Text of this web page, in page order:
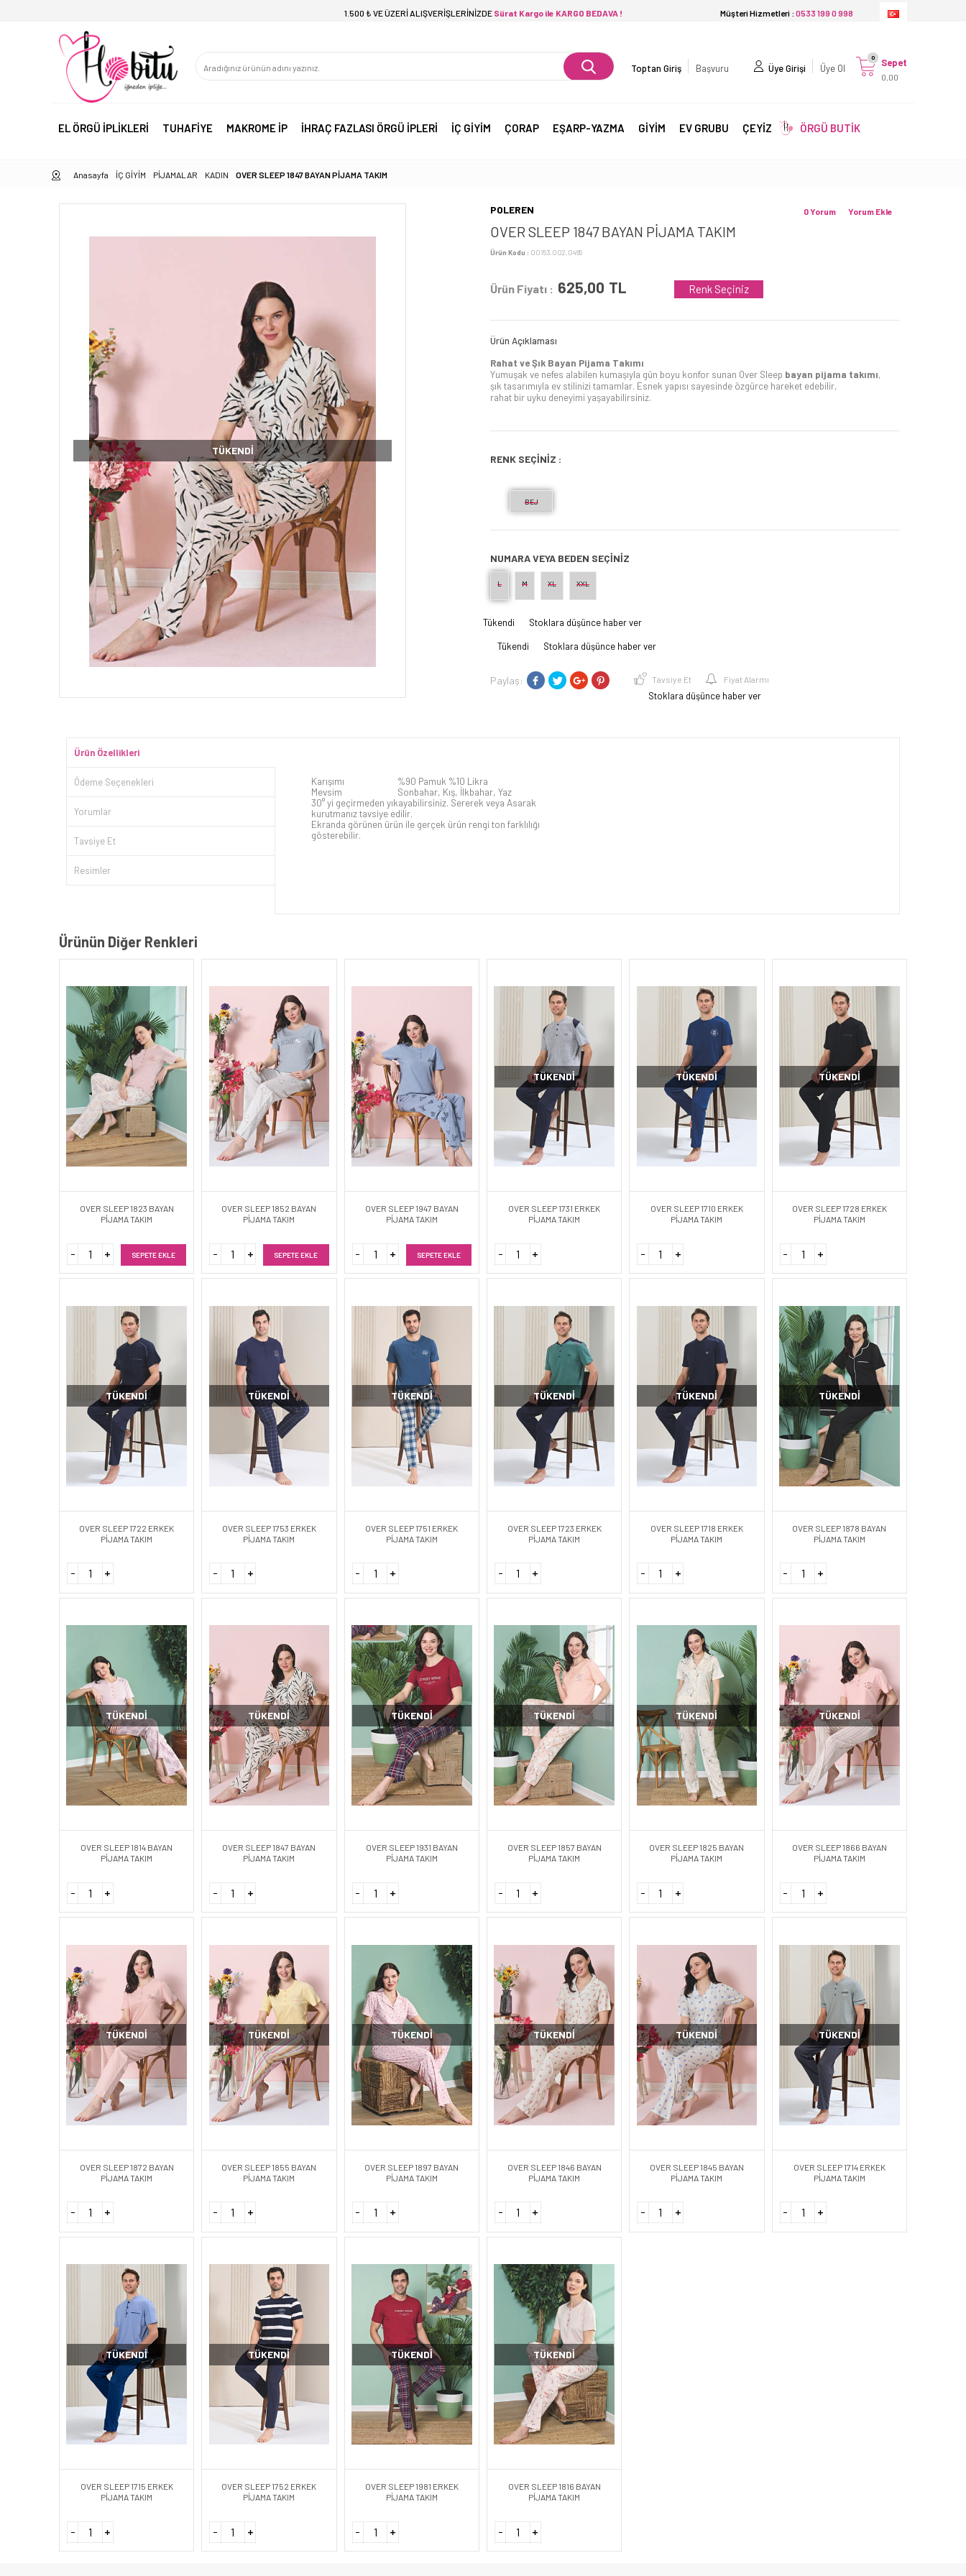
1.500 ₺ VE ÜZERİ ALIŞVERİŞLERİNİZDE Sürat Kargo ile KARGO BEDAVA ! Müşteri Hizmetleri : 0533 199 0 998
Başvuru
Toptan Giriş Üye Girişi Üye Ol Sepet
0,00
0
EL ÖRGÜ İPLİKLERİ TUHAFİYE MAKROME İP İHRAÇ FAZLASI ÖRGÜ İPLERİ İÇ GİYİM ÇORAP EŞARP-YAZMA GİYİM EV GRUBU ÇEYİZ ÖRGÜ BUTİK
Anasayfa İÇ GİYİM PİJAMALAR KADIN OVER SLEEP 1847 BAYAN PİJAMA TAKIM
TÜKENDI
POLEREN
OVER SLEEP 1847 BAYAN PİJAMA TAKIM
Ürün Kodu : 00153.002.0465
Yorum Ekle
0 Yorum
Ürün Fiyatı : 625,00 TL Renk Seçiniz
Ürün Açıklaması
Rahat ve Şık Bayan Pijama Takımı
Yumuşak ve nefes alabilen kumaşıyla gün boyu konfor sunan Over Sleep bayan pijama takımı,
şık tasarımıyla ev stilinizi tamamlar. Esnek yapısı sayesinde özgürce hareket edebilir,
rahat bir uyku deneyimi yaşayabilirsiniz.
RENK SEÇİNİZ :
BEJ
NUMARA VEYA BEDEN SEÇINIZ
L M XL XXL
Tükendi Stoklara düşünce haber ver
Tükendi Stoklara düşünce haber ver
Paylaş: Tavsiye Et Fiyat Alarmı
Stoklara düşünce haber ver
Ürün Özellikleri
Ödeme Seçenekleri
Yorumlar
Tavsiye Et
Resimler
Karışımı
%90 Pamuk %10 Likra
Mevsim
Sonbahar, Kış, İlkbahar, Yaz
30° yi geçirmeden yıkayabilirsiniz. Sererek veya Asarak
kurutmanız tavsiye edilir.
Ekranda görünen ürün ile gerçek ürün rengi ton farklılığı
gösterebilir.
Ürünün Diğer Renkleri
OVER SLEEP 1823 BAYAN
PİJAMA TAKIM
SEPETE EKLE
OVER SLEEP 1852 BAYAN
PİJAMA TAKIM
SEPETE EKLE
OVER SLEEP 1947 BAYAN
PİJAMA TAKIM
SEPETE EKLE
TÜKENDI
OVER SLEEP 1731 ERKEK
PİJAMA TAKIM
TÜKENDI
OVER SLEEP 1710 ERKEK
PİJAMA TAKIM
TÜKENDI
OVER SLEEP 1728 ERKEK
PİJAMA TAKIM
TÜKENDI
OVER SLEEP 1722 ERKEK
PİJAMA TAKIM
TÜKENDI
OVER SLEEP 1753 ERKEK
PİJAMA TAKIM
TÜKENDI
OVER SLEEP 1751 ERKEK
PİJAMA TAKIM
TÜKENDI
OVER SLEEP 1723 ERKEK
PİJAMA TAKIM
TÜKENDI
OVER SLEEP 1718 ERKEK
PİJAMA TAKIM
TÜKENDI
OVER SLEEP 1878 BAYAN
PİJAMA TAKIM
TÜKENDI
OVER SLEEP 1814 BAYAN
PİJAMA TAKIM
TÜKENDI
OVER SLEEP 1847 BAYAN
PİJAMA TAKIM
TÜKENDI
OVER SLEEP 1931 BAYAN
PİJAMA TAKIM
TÜKENDI
OVER SLEEP 1857 BAYAN
PİJAMA TAKIM
TÜKENDI
OVER SLEEP 1825 BAYAN
PİJAMA TAKIM
TÜKENDI
OVER SLEEP 1866 BAYAN
PİJAMA TAKIM
TÜKENDI
OVER SLEEP 1872 BAYAN
PİJAMA TAKIM
TÜKENDI
OVER SLEEP 1855 BAYAN
PİJAMA TAKIM
TÜKENDI
OVER SLEEP 1897 BAYAN
PİJAMA TAKIM
TÜKENDI
OVER SLEEP 1846 BAYAN
PİJAMA TAKIM
TÜKENDI
OVER SLEEP 1845 BAYAN
PİJAMA TAKIM
TÜKENDI
OVER SLEEP 1714 ERKEK
PİJAMA TAKIM
TÜKENDI
OVER SLEEP 1715 ERKEK
PİJAMA TAKIM
TÜKENDI
OVER SLEEP 1752 ERKEK
PİJAMA TAKIM
TÜKENDI
OVER SLEEP 1981 ERKEK
PİJAMA TAKIM
TÜKENDI
OVER SLEEP 1816 BAYAN
PİJAMA TAKIM